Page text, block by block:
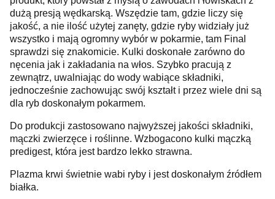
dużą presją wędkarską. Wszędzie tam, gdzie liczy się
jakość, a nie ilość użytej zanęty, gdzie ryby widziały już
wszystko i mają ogromny wybór w pokarmie, tam Final
sprawdzi się znakomicie. Kulki doskonałe zarówno do
nęcenia jak i zakładania na włos. Szybko pracują z
zewnątrz, uwalniając do wody wabiące składniki,
jednocześnie zachowując swój kształt i przez wiele dni są
dla ryb doskonałym pokarmem.
Do produkcji zastosowano najwyższej jakości składniki,
mączki zwierzęce i roślinne. Wzbogacono kulki mączką
predigest, która jest bardzo lekko strawna.
Plazma krwi świetnie wabi ryby i jest doskonałym źródłem
białka.